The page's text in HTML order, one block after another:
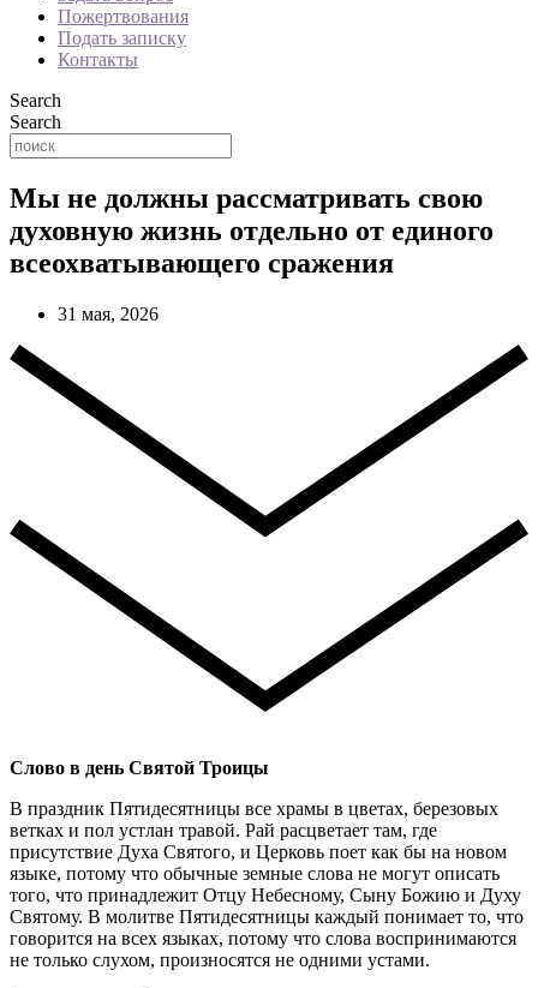
Пожертвования
Подать записку
Контакты
Search
Search
Мы не должны рассматривать свою
духовную жизнь отдельно от единого
всеохватывающего сражения
31 мая, 2026
Слово в день Святой Троицы
В праздник Пятидесятницы все храмы в цветах, березовых
ветках и пол устлан травой. Рай расцветает там, где
присутствие Духа Святого, и Церковь поет как бы на новом
языке, потому что обычные земные слова не могут описать
того, что принадлежит Отцу Небесному, Сыну Божию и Духу
Святому. В молитве Пятидесятницы каждый понимает то, что
говорится на всех языках, потому что слова воспринимаются
не только слухом, произносятся не одними устами.